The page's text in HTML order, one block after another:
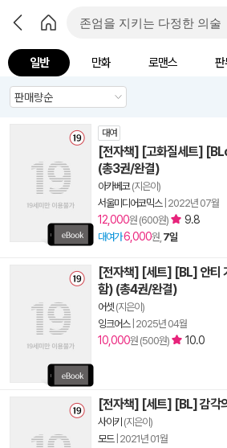
일반 만화 로맨스 판
대여
[전자책] [고화질세트]
(총3권/완결)
아카베코(지은이)
서울미디어코믹스| 2022년 07월
12,000원 (600원) 9.8
대여가6,000원, 7일
[전자책] [세트] [BL] 안티
함) (총4권/완결)
어셋 (지은이)
잉크어스| 2025년 04월
10,000원 (500원) 10.0
[전자책] [세트] [BL] 감각
사이키 (지은이)
모드| 2021년 01월